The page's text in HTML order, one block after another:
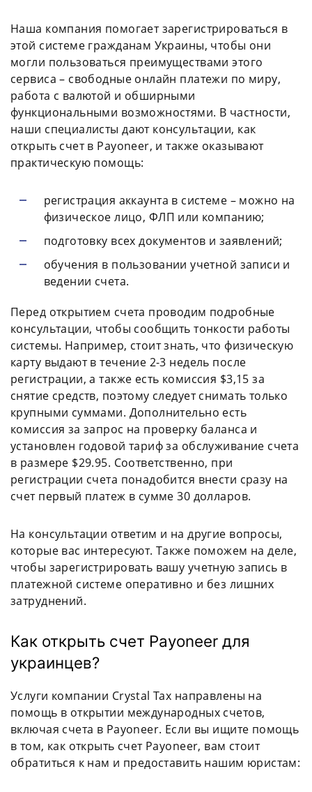
Наша компания помогает зарегистрироваться в
этой системе гражданам Украины, чтобы они
могли пользоваться преимуществами этого
сервиса – свободные онлайн платежи по миру,
работа с валютой и обширными
функциональными возможностями. В частности,
наши специалисты дают консультации, как
открыть счет в Payoneer, и также оказывают
практическую помощь:
регистрация аккаунта в системе – можно на
физическое лицо, ФЛП или компанию;
подготовку всех документов и заявлений;
обучения в пользовании учетной записи и
ведении счета.
Перед открытием счета проводим подробные
консультации, чтобы сообщить тонкости работы
системы. Например, стоит знать, что физическую
карту выдают в течение 2-3 недель после
регистрации, а также есть комиссия $3,15 за
снятие средств, поэтому следует снимать только
крупными суммами. Дополнительно есть
комиссия за запрос на проверку баланса и
установлен годовой тариф за обслуживание счета
в размере $29.95. Соответственно, при
регистрации счета понадобится внести сразу на
счет первый платеж в сумме 30 долларов.
На консультации ответим и на другие вопросы,
которые вас интересуют. Также поможем на деле,
чтобы зарегистрировать вашу учетную запись в
платежной системе оперативно и без лишних
затруднений.
Как открыть счет Payoneer для
украинцев?
Услуги компании Crystal Tax направлены на
помощь в открытии международных счетов,
включая счета в Payoneer. Если вы ищите помощь
в том, как открыть счет Payoneer, вам стоит
обратиться к нам и предоставить нашим юристам: